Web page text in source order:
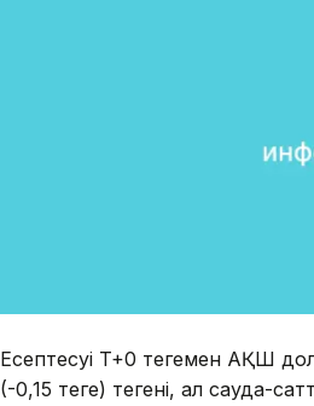
Есептесуі T+0 теңгемен АҚШ
(-0,15 теңге) теңгені, ал сауда-